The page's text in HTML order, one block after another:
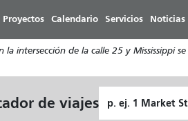
Proyectos Calendario Servicios Noticias
la intersección de la calle 25 y
de viajes de